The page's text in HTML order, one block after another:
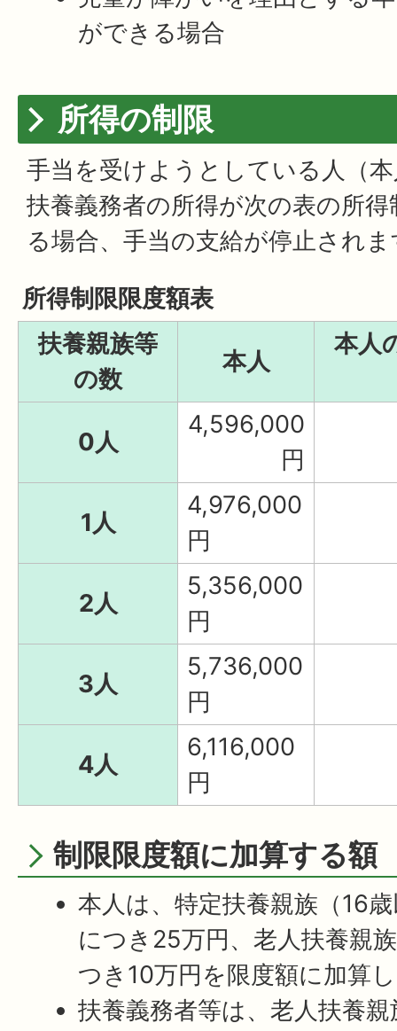
ができる場合
所得の制限
手当を受けようとしている人（
扶養義務者の所得が次の表の所
る場合、手当の支給が停止され
所得制限限度額表
扶養親族等
の数
本人
本人
0人
4,596,000
円
1人
4,976,000
円
2人
5,356,000
円
3人
5,736,000
円
4人
6,116,000
円
制限限度額に加算する額
本人は、特定扶養親族（16
につき25万円、老人扶養親
つき10万円を限度額に加算
扶養義務者等は、老人扶養